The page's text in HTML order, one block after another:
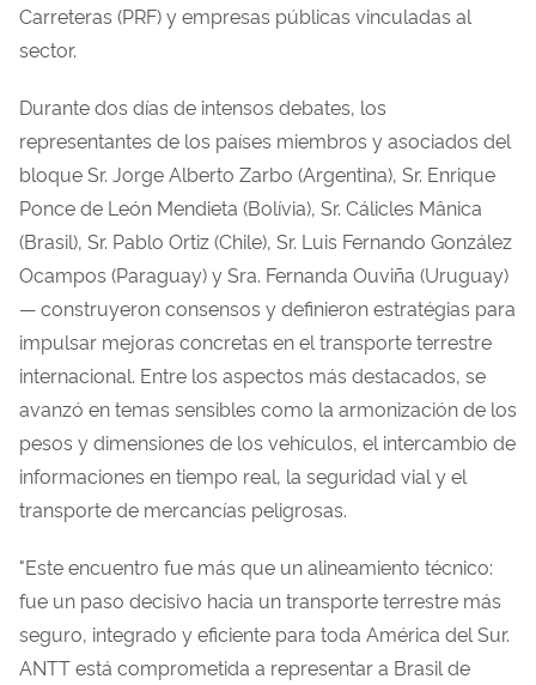
Carreteras (PRF) y empresas públicas vinculadas al
sector.
Durante dos días de intensos debates, los
representantes de los países miembros y asociados del
bloque Sr. Jorge Alberto Zarbo (Argentina), Sr. Enrique
Ponce de León Mendieta (Bolívia), Sr. Cálicles Mânica
(Brasil), Sr. Pablo Ortiz (Chile), Sr. Luis Fernando González
Ocampos (Paraguay) y Sra. Fernanda Ouviña (Uruguay)
— construyeron consensos y definieron estratégias para
impulsar mejoras concretas en el transporte terrestre
internacional. Entre los aspectos más destacados, se
avanzó en temas sensibles como la armonización de los
pesos y dimensiones de los vehículos, el intercambio de
informaciones en tiempo real, la seguridad vial y el
transporte de mercancías peligrosas.
"Este encuentro fue más que un alineamiento técnico:
fue un paso decisivo hacia un transporte terrestre más
seguro, integrado y eficiente para toda América del Sur.
ANTT está comprometida a representar a Brasil de